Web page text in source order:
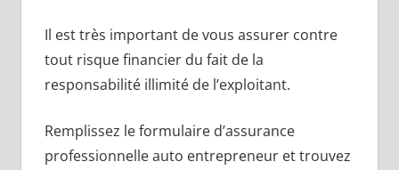
Il est très important de vous assurer contre
tout risque financier du fait de la
responsabilité illimité de l’exploitant.
Remplissez le formulaire d’assurance
professionnelle auto entrepreneur et trouvez